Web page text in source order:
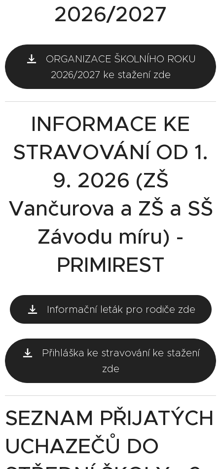
2026/2027
ORGANIZACE ŠKOLNÍHO ROKU
2026/2027 ke stažení zde
INFORMACE KE
STRAVOVÁNÍ OD 1.
9. 2026 (ZŠ
Vančurova a ZŠ a SŠ
Závodu míru) -
PRIMIREST
Informační leták pro rodiče zde
Přihláška ke stravování ke stažení
zde
SEZNAM PŘIJATÝCH
UCHAZEČŮ DO